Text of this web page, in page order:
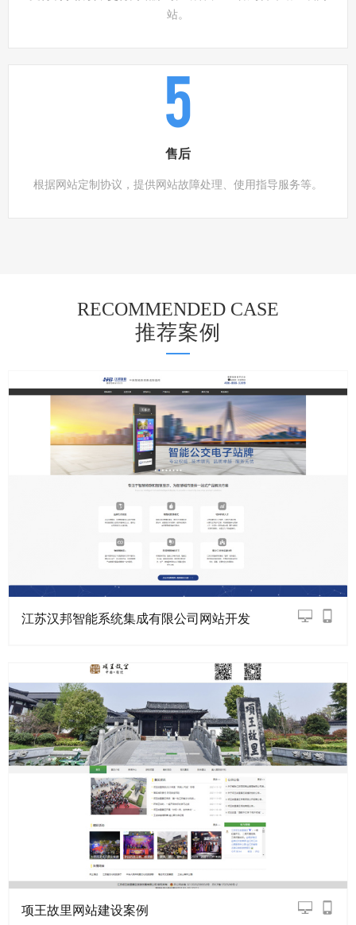
站。
5
售后
根据网站定制协议，提供网站故障处理、使用指导服务等。
RECOMMENDED CASE
推荐案例
江苏汉邦智能系统集成有限公司网站开发
项王故里网站建设案例